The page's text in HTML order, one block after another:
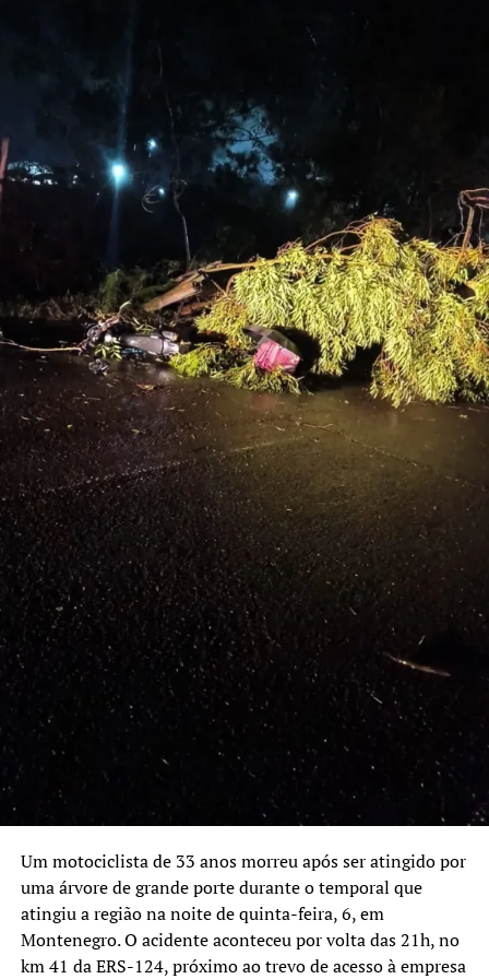
mas também de um povo
trabalhador, aguerrido, e
que, rapidamente, a
atividade econômica
respondeu ao volume de
recursos aportado pelo
Governo Federal”, afirmou.
Também foi destacada a entrega de 8 mil unidades
habitacionais na modalidade Compra Assistida, do
programa Minha Casa, Minha Vida, somando R$ 1,6
bilhão já aplicado.
A cerimônia contou ainda com a presença dos ministros
Jader Filho (Cidades) e Waldez Góes (Integração e
Desenvolvimento Regional), além de prefeitos,
parlamentares e outras representações políticas.
Investimentos anunciados
Habitação
O pacote inclui R$ 726 milhões para habitação. Desse
total:
R$ 580,8 milhões serão destinados a contratos e ordens
de serviço para construir 2.912 unidades habitacionais
em Estrela, Arroio do Meio, Cruzeiro do Sul, Eldorado do
Sul, Porto Alegre, Santa Maria e São Leopoldo.
R$ 145,18 milhões vão financiar 1.037 moradias em 55
Prevenção a desastres
Foram autorizados contratos para obras de drenagem e
contenção de encostas em 10 municípios, somando R$
Um motociclista de 33 anos morreu após ser atingido por
uma árvore de grande porte durante o temporal que
atingiu a região na noite de quinta-feira, 6, em
Montenegro. O acidente aconteceu por volta das 21h, no
km 41 da ERS-124, próximo ao trevo de acesso à empresa